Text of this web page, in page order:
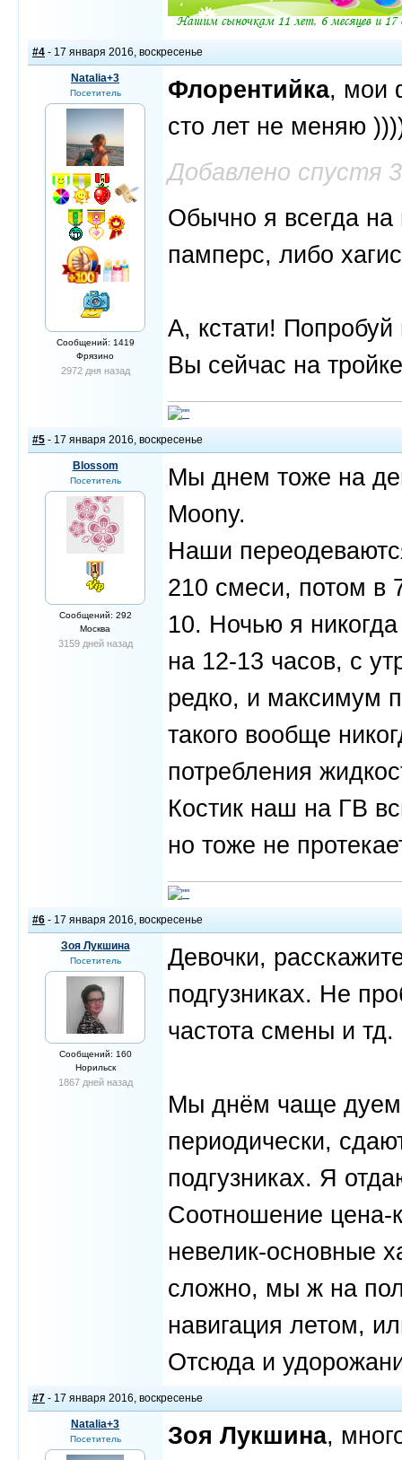
#4 - 17 января 2016, воскресенье
Natalia+3
Посетитель
Сообщений: 1419
Фрязино
2972 дня назад
Флорентийка, мои
сто лет не меняю
Добавлено спустя
Обычно я всегда
памперс, либо
А, кстати!
Вы сейчас на
#5 - 17 января 2016, воскресенье
Blossom
Посетитель
Сообщений: 292
Москва
3159 дней назад
Мы днем тоже на
Moony.
Наши
210 смеси, потом в
10. Ночью я
на 12-13 часов, с
редко, и максимум
такого вообще
потребления
Костик наш на ГВ
но тоже не
#6 - 17 января 2016, воскресенье
Зоя Лукшина
Посетитель
Сообщений: 160
Норильск
1867 дней назад
Девочки,
подгузниках. Не
частота смены и тд.
Мы днём чаще дуем
периодически,
подгузниках. Я
Соотношение цена-
невелик-основные
сложно, мы ж на
навигация летом,
Отсюда и
#7 - 17 января 2016, воскресенье
Natalia+3
Посетитель Зоя Лукшина,